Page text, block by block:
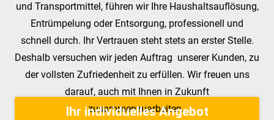
und Transportmittel, führen wir Ihre Haushaltsauflösung,
Entrümpelung oder Entsorgung, professionell und
schnell durch. Ihr Vertrauen steht stets an erster Stelle.
Deshalb versuchen wir jeden Auftrag unserer Kunden, zu
der vollsten Zufriedenheit zu erfüllen. Wir freuen uns
darauf, auch mit Ihnen in Zukunft
zusammenzuarbeiten.
Ihr individuelles Angebot